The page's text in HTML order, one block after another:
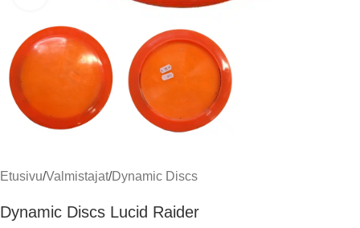
Etusivu/Valmistajat/Dynamic Discs
Dynamic Discs Lucid Raider